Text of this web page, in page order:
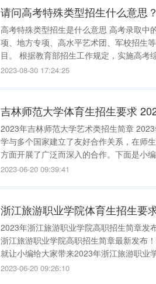
请问高考特殊类型招生什么意思？
高考特殊类型招生是什么意思 高考录取中的“特殊类型招生”指的是强基计划、综合评价、高校专
项、地方专项、高水平艺术团、军校招生
目。 根据教育部招生工作规定，实施高考综合改革及合并本科批次的省份，须参照往年文理科类
本一批次招生计划比例划定特殊类型招生
2023-08-30 17:24:25
吉林师范大学体育生招生要求
2023年吉林师范大学艺术类招生简章 2023年吉林师范大学艺术类书法学专业招生简章 吉林师范大
学与多个国家建立了友好合作关系，在师
方面开展了广泛而深入的合作。下面是小
希望对您有所帮助!2023年吉林师范大学艺
2023-06-20 09:39:41
浙江旅游职业学院体育生招生要
2023年浙江旅游职业学院高职招生简章发布 2023年浙江旅游职业学院高职招生简章发布
浙江旅游职业学院高职招生简章最新发布
就让小编给大家带来2023年浙江旅游职业
业学院高职招生简章2023年浙江旅游职业
2023-06-20 09:26:10